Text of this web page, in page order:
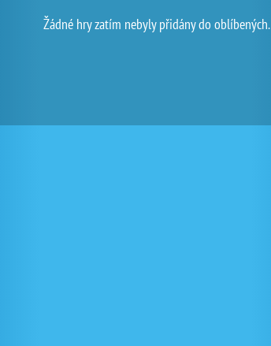
Žádné hry zatím nebyly přidány do oblíbených.